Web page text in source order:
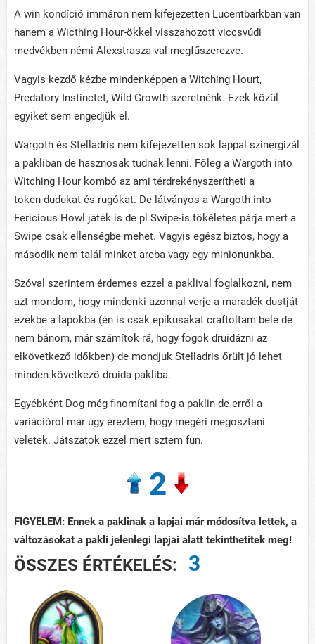
A win kondíció immáron nem kifejezetten Lucentbarkban van
hanem a Wicthing Hour-ökkel visszahozott viccsvúdi
medvékben némi Alexstrasza-val megfűszerezve.
Vagyis kezdő kézbe mindenképpen a Witching Hourt,
Predatory Instinctet, Wild Growth szeretnénk. Ezek közül
egyiket sem engedjük el.
Wargoth és Stelladris nem kifejezetten sok lappal szinergizál
a pakliban de hasznosak tudnak lenni. Főleg a Wargoth into
Witching Hour kombó az ami térdrekényszerítheti a
token dudukat és rugókat. De látványos a Wargoth into
Fericious Howl játék is de pl Swipe-is tökéletes párja mert a
Swipe csak ellenségbe mehet. Vagyis egész biztos, hogy a
második nem talál minket arcba vagy egy minionunkba.
Szóval szerintem érdemes ezzel a paklival foglalkozni, nem
azt mondom, hogy mindenki azonnal verje a maradék dustját
ezekbe a lapokba (én is csak epikusakat craftoltam bele de
nem bánom, már számítok rá, hogy fogok druidázni az
elkövetkező időkben) de mondjuk Stelladris őrült jó lehet
minden következő druida pakliba.
Egyébként Dog még finomítani fog a paklin de erről a
variációról már úgy éreztem, hogy megéri megosztani
veletek. Játszatok ezzel mert sztem fun.
2
FIGYELEM: Ennek a paklinak a lapjai már módosítva lettek, a
változásokat a pakli jelenlegi lapjai alatt tekinthetitek meg!
ÖSSZES ÉRTÉKELÉS: 3